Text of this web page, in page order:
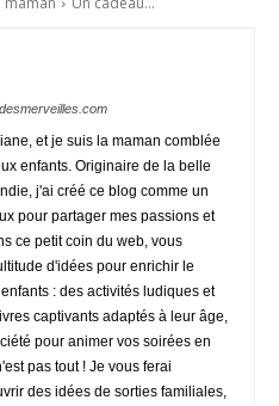
et je suis la maman comblée
enfants. Originaire de la belle
j'ai créé ce blog comme un
pour partager mes passions et
ce petit coin du web, vous
d'idées pour enrichir le
: des activités ludiques et
captivants adaptés à leur âge,
pour animer vos soirées en
pas tout ! Je vous ferai
des idées de sorties familiales,